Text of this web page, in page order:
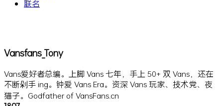
联名
Vansfans_Tony
Vans爱好者总编。上脚 Vans 七年，手上 50+ 双 Vans，还在
不断剁手 ing。钟爱 Vans Era。资深 Vans 玩家、技术党、夜
猫子。Godfather of VansFans.cn